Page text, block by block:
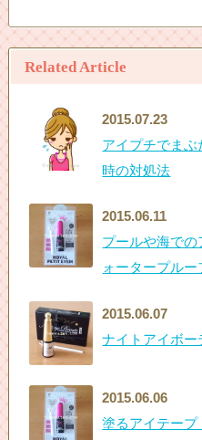
Related Article
2015.07.23
アイプチでまぶ
時の対処法
2015.06.11
プールや海での
ォータープルー
2015.06.07
ナイトアイボー
2015.06.06
塗るアイテープ